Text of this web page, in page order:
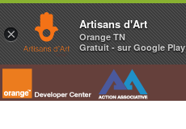
×
Artisans d'Art
Orange TN
Gratuit - sur Google Play